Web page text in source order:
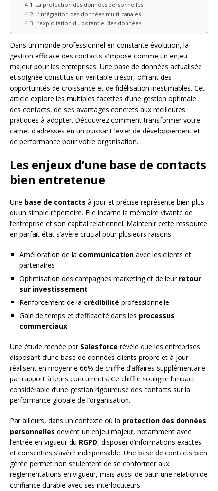
La protection des données personnelles
L’intégration des données multi-canales
L’exploitation du potentiel des données
Dans un monde professionnel en constante évolution, la
gestion efficace des contacts s’impose comme un enjeu
majeur pour les entreprises. Une base de données actualisée
et soignée constitue un véritable trésor, offrant des
opportunités de croissance et de fidélisation inestimables. Cet
article explore les multiples facettes d’une gestion optimale
des contacts, de ses avantages concrets aux meilleures
pratiques à adopter. Découvrez comment transformer votre
carnet d’adresses en un puissant levier de développement et
de performance pour votre organisation.
Les enjeux d’une base de contacts
bien entretenue
Une base de contacts à jour et précise représente bien plus
qu’un simple répertoire. Elle incarne la mémoire vivante de
l’entreprise et son capital relationnel. Maintenir cette ressource
en parfait état s’avère crucial pour plusieurs raisons :
Amélioration de la communication avec les clients et
partenaires
Optimisation des campagnes marketing et de leur retour
sur investissement
Renforcement de la crédibilité professionnelle
Gain de temps et d’efficacité dans les processus
commerciaux
Une étude menée par Salesforce révèle que les entreprises
disposant d’une base de données clients propre et à jour
réalisent en moyenne 66% de chiffre d’affaires supplémentaire
par rapport à leurs concurrents. Ce chiffre souligne l’impact
considérable d’une gestion rigoureuse des contacts sur la
performance globale de l’organisation.
Par ailleurs, dans un contexte où la protection des données
personnelles devient un enjeu majeur, notamment avec
l’entrée en vigueur du RGPD, disposer d’informations exactes
et consenties s’avère indispensable. Une base de contacts bien
gérée permet non seulement de se conformer aux
réglementations en vigueur, mais aussi de bâtir une relation de
confiance durable avec ses interlocuteurs.